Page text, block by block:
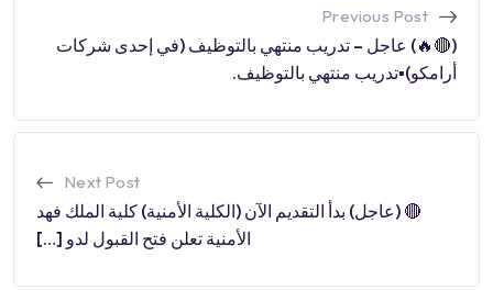
Previous Post
(🔴🔥) عاجل – تدريب منتهي بالتوظيف (في إحدى شركات
أرامكو)▪️تدريب منتهي بالتوظيف.
Next Post
🔴 (عاجل) بدأ التقديم الآن (الكلية الأمنية) كلية الملك فهد
الأمنية تعلن فتح القبول لدو […]